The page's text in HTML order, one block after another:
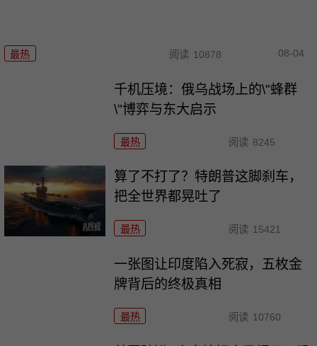
最热 阅读 10878 08-04
千机压境：俄乌战场上的\"蜂群
\"博弈与东大启示
最热 阅读 8245
算了不打了？特朗普这脚刹车，
把全世界都晃吐了
最热 阅读 15421
一张图让印度陷入死寂，五枚金
牌背后的终极真相
最热 阅读 10760